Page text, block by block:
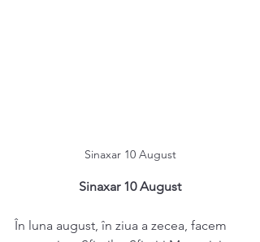
Sinaxar 10 August
Sinaxar 10 August
În luna august, în ziua a zecea, facem